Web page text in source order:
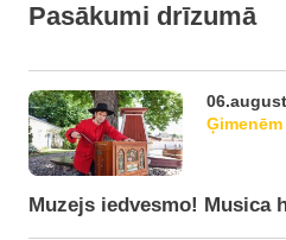
Pasākumi drīzumā
Muzejs iedvesmo! Musica